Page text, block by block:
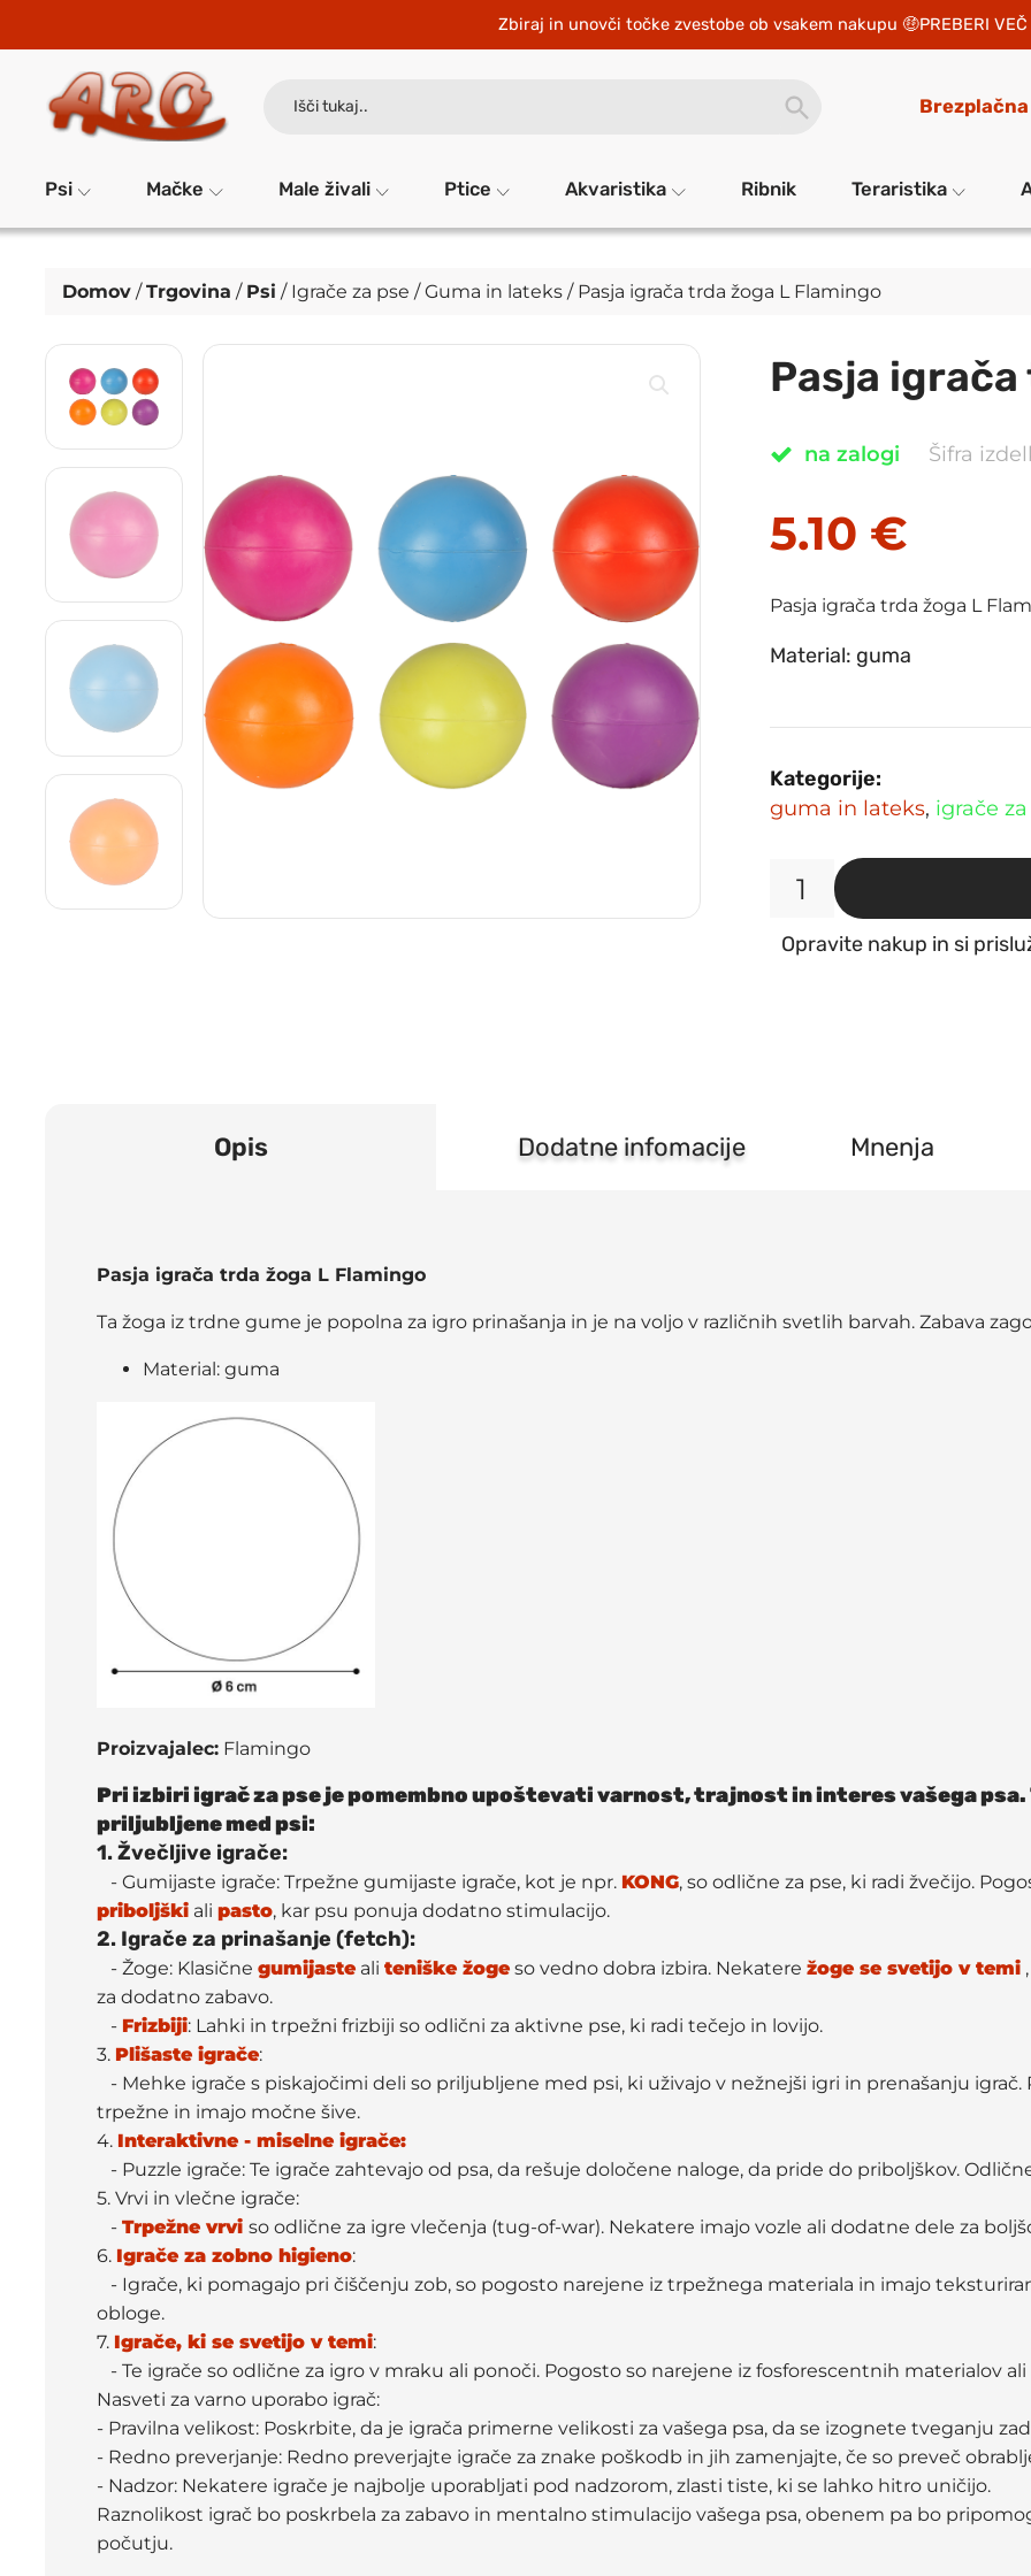
Zbiraj in unovči točke zvestobe ob vsakem nakupu PREBERI VEČ
BUTTON
Psi Mačke Male živali Ptice Akvaristika Ribnik Teraristika
Domov /Trgovina / Psi / Igrače za pse /Guma in lateks / Pasja igrača trda žoga L Flamingo
Pasja
na zalogi Šifra
5.10 €
Pasja igrača trda žoga L
Material: guma
Kategorije:
guma in lateks, igrače
trda
Opravite nakup in si
Opis Dodatne infomacije Mnenja
Pasja igrača trda žoga L Flamingo
Ta žoga iz trdne gume je popolna za igro prinašanja in je na voljo v različnih svetlih barvah. Zabava
Material: guma
Proizvajalec: Flamingo
Pri izbiri igrač za pse je pomembno upoštevati varnost, trajnost in interes vašega
priljubljene med psi:
1. Žvečljive igrače:
- Gumijaste igrače: Trpežne gumijaste igrače, kot je npr. KONG, so odlične za pse, ki radi žvečijo.
priboljški alipasto, kar psu ponuja dodatno stimulacijo.
2. Igrače za prinašanje (fetch):
- Žoge: Klasičnegumijaste aliteniške žoge so vedno dobra izbira. Nekaterežoge se svetijo v temi
za dodatno zabavo.
- Frizbiji: Lahki in trpežni frizbiji so odlični za aktivne pse, ki radi tečejo in lovijo.
3. Plišaste igrače:
- Mehke igrače s piskajočimi deli so priljubljene med psi, ki uživajo v nežnejši igri in prenašanju
trpežne in imajo močne šive.
4. Interaktivne - miselne igrače:
- Puzzle igrače: Te igrače zahtevajo od psa, da rešuje določene naloge, da pride do priboljškov.
5. Vrvi in vlečne igrače:
-Trpežne vrvi so odlične za igre vlečenja (tug-of-war). Nekatere imajo vozle ali dodatne dele za
6. Igrače za zobno higieno:
- Igrače, ki pomagajo pri čiščenju zob, so pogosto narejene iz trpežnega materiala in imajo
obloge.
7. Igrače, ki se svetijo v temi:
- Te igrače so odlične za igro v mraku ali ponoči. Pogosto so narejene iz fosforescentnih materialov
Nasveti za varno uporabo igrač:
- Pravilna velikost: Poskrbite, da je igrača primerne velikosti za vašega psa, da se izognete tveganju
- Redno preverjanje: Redno preverjajte igrače za znake poškodb in jih zamenjajte, če so preveč
- Nadzor: Nekatere igrače je najbolje uporabljati pod nadzorom, zlasti tiste, ki se lahko hitro uničijo.
Raznolikost igrač bo poskrbela za zabavo in mentalno stimulacijo vašega psa, obenem pa bo
počutju.